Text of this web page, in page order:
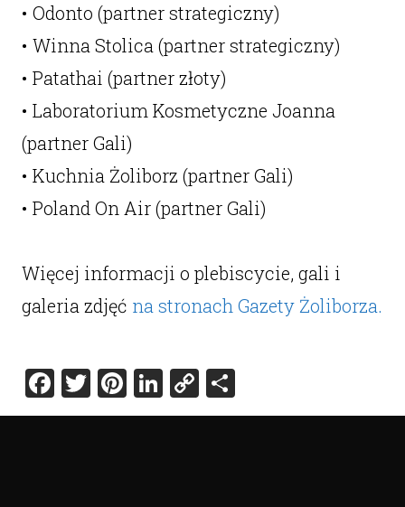
• Odonto (partner strategiczny)
• Winna Stolica (partner strategiczny)
• Patathai (partner złoty)
• Laboratorium Kosmetyczne Joanna
(partner Gali)
• Kuchnia Żoliborz (partner Gali)
• Poland On Air (partner Gali)
Więcej informacji o plebiscycie, gali i
galeria zdjęć na stronach Gazety Żoliborza.
Facebook
Twitter
Pinterest
LinkedIn
Copy
Link
Share